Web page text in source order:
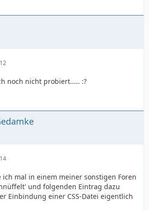
noch nicht probiert..... :?
ich mal in einem meiner sonstigen Foren
und folgenden Eintrag dazu
Einbindung einer CSS-Datei eigentlich